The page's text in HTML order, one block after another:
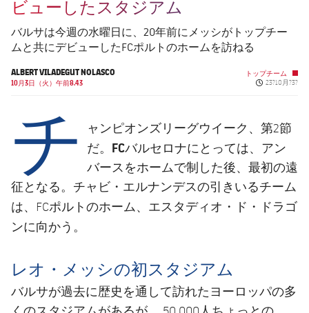
順位表
チケット
PLUSICON
LABEL.ARIA.PLUS
トップチーム
plusicon
label.aria.plus
スケジュール
結果
PLUSICON
LABEL.ARIA.PLUS
plusicon
label.aria.plus
スケジュール
チケット
結果
ビューしたスタジアム
バルサは今週の水曜日に、20年前にメッシがトップチー
ムと共にデビューしたFCポルトのホームを訪ねる
ALBERT VILADEGUT NOLASCO
10月3日（火）午前8.43
トップチーム
Published
23?10月?3?
チ
ャンピオンズリーグウイーク、第2節
だ。 FCバルセロナにとっては、アン
バースをホームで制した後、最初の遠
征となる。チャビ・エルナンデスの引きいるチーム
は、FCポルトのホーム、 エスタディオ・ド・ドラゴ
ンに向かう。
レオ・メッシの初スタジアム
バルサが過去に歴史を通して訪れたヨーロッパの多